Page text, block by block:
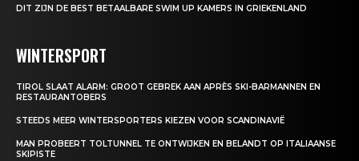
DIT ZIJN DE BEST BETAALBARE SWIM UP KAMERS IN GRIEKENLAND
WINTERSPORT
TIROL SLAAT ALARM: GROOT GEBREK AAN APRÈS SKI-BARMANNEN EN
RESTAURANTOBERS
STEEDS MEER WINTERSPORTERS KIEZEN VOOR SCANDINAVIË
MAN PROBEERT TOLTUNNEL TE ONTWIJKEN EN BELANDT OP ITALIAANSE
SKIPISTE